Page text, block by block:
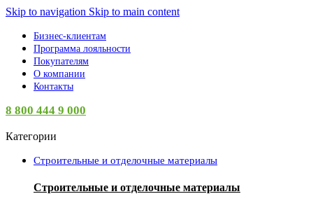
Skip to navigation Skip to main content
Бизнес-клиентам
Программа лояльности
Покупателям
О компании
Контакты
8 800 444 9 000
Категории
Строительные и отделочные материалы
Строительные и отделочные материалы